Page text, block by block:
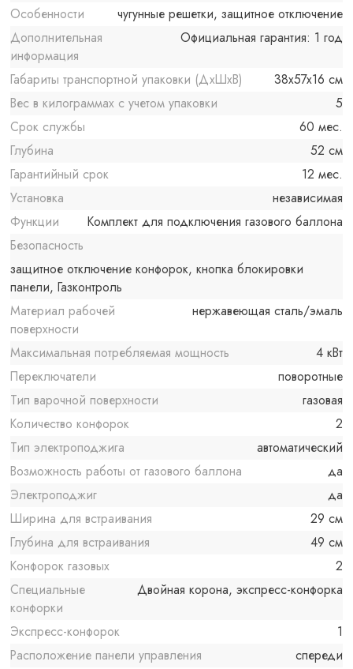
Особенности
чугунные решетки, защитное отключение
Дополнительная
информация
Официальная гарантия: 1 год
Габариты транспортной упаковки (ДхШхВ)
38x57x16 см
Вес в килограммах с учетом упаковки
5
Срок службы
60 мес.
Глубина
52 см
Гарантийный срок
12 мес.
Установка
независимая
Функции
Комплект для подключения газового баллона
Безопасность
защитное отключение конфорок, кнопка блокировки
панели, Газконтроль
Материал рабочей
поверхности
нержавеющая сталь/эмаль
Максимальная потребляемая мощность
4 кВт
Переключатели
поворотные
Тип варочной поверхности
газовая
Количество конфорок
2
Тип электроподжига
автоматический
Возможность работы от газового баллона
да
Электроподжиг
да
Ширина для встраивания
29 см
Глубина для встраивания
49 см
Конфорок газовых
2
Специальные
конфорки
Двойная корона, экспресс-конфорка
Экспресс-конфорок
1
Расположение панели управления
спереди